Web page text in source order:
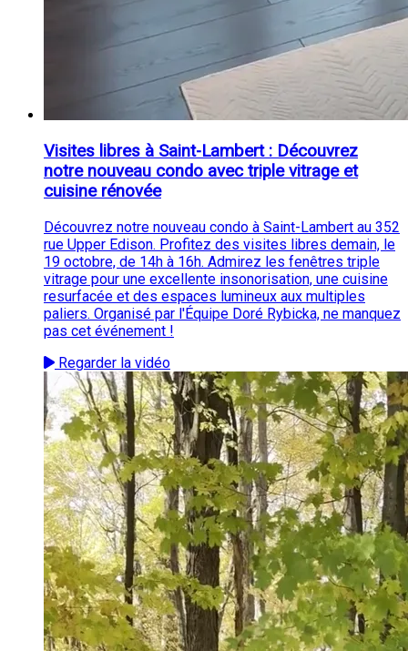
Visites libres à Saint-Lambert : Découvrez
notre nouveau condo avec triple vitrage et
cuisine rénovée
Découvrez notre nouveau condo à Saint-Lambert au 352
rue Upper Edison. Profitez des visites libres demain, le
19 octobre, de 14h à 16h. Admirez les fenêtres triple
vitrage pour une excellente insonorisation, une cuisine
resurfacée et des espaces lumineux aux multiples
paliers. Organisé par l'Équipe Doré Rybicka, ne manquez
pas cet événement !
Regarder la vidéo